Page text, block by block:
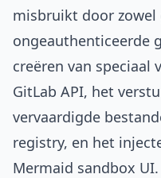
misbruikt door zowel
ongeauthenticeerde
creëren van speciaal
GitLab API, het
vervaardigde
registry, en het
Mermaid sandbox